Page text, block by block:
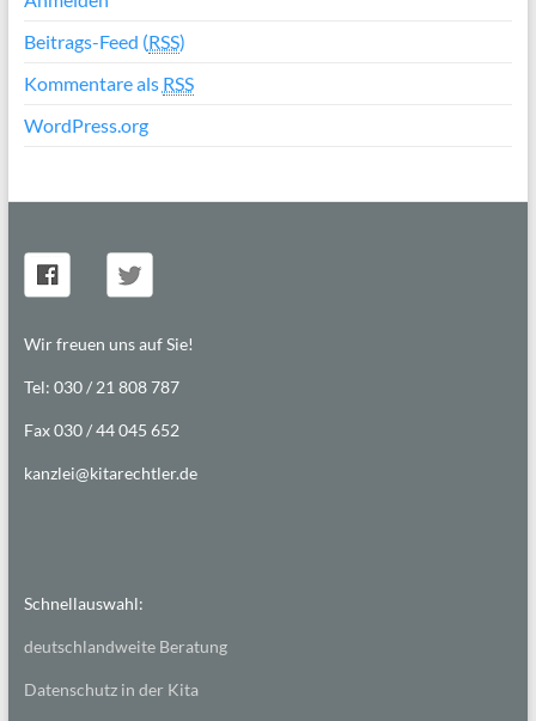
Beitrags-Feed (RSS)
Kommentare als RSS
WordPress.org
Wir freuen uns auf Sie!
Tel: 030 / 21 808 787
Fax 030 / 44 045 652
kanzlei@kitarechtler.de
Schnellauswahl:
deutschlandweite Beratung
Datenschutz in der Kita